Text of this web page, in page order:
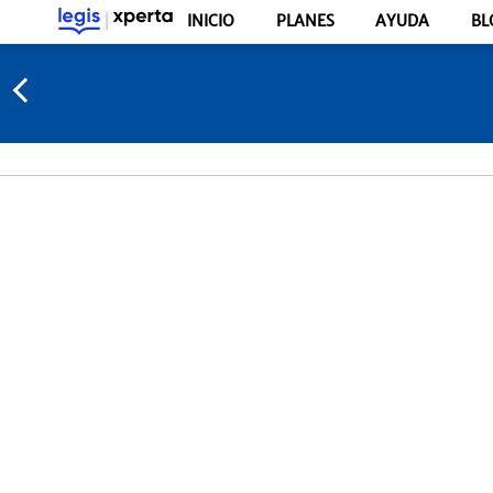
INICIO PLANES AYUDA